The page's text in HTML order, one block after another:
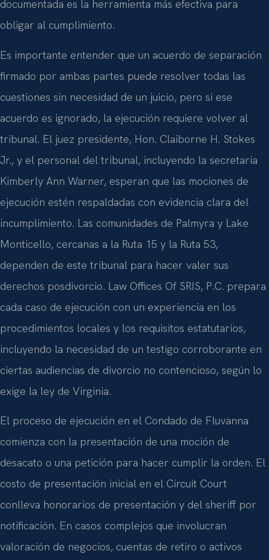
documentada es la herramienta más efectiva para
obligar al cumplimiento.
Es importante entender que un acuerdo de separación
firmado por ambas partes puede resolver todas las
cuestiones sin necesidad de un juicio, pero si ese
acuerdo es ignorado, la ejecución requiere volver al
tribunal. El juez presidente, Hon. Claiborne H. Stokes
Jr., y el personal del tribunal, incluyendo la secretaria
Kimberly Ann Warner, esperan que las mociones de
ejecución estén respaldadas con evidencia clara del
incumplimiento. Las comunidades de Palmyra y Lake
Monticello, cercanas a la Ruta 15 y la Ruta 53,
dependen de este tribunal para hacer valer sus
derechos posdivorcio. Law Offices Of SRIS, P.C. prepara
cada caso de ejecución con un experiencia en los
procedimientos locales y los requisitos estatutarios,
incluyendo la necesidad de un testigo corroborante en
ciertas audiencias de divorcio no contencioso, según lo
exige la ley de Virginia.
El proceso de ejecución en el Condado de Fluvanna
comienza con la presentación de una moción de
desacato o una petición para hacer cumplir la orden. El
costo de presentación inicial en el Circuit Court
conlleva honorarios de presentación y del sheriff por
notificación. En casos complejos que involucran
valoración de negocios, cuentas de retiro o activos